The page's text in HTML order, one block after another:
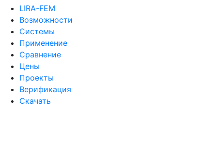
LIRA-FEM
Возможности
Cистемы
Применение
Сравнение
Цены
Проекты
Верификация
Скачать